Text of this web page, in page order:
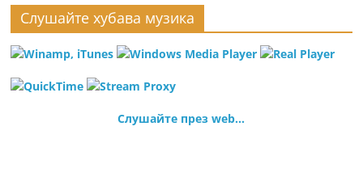
Слушайте хубава музика
Слушайте през web...